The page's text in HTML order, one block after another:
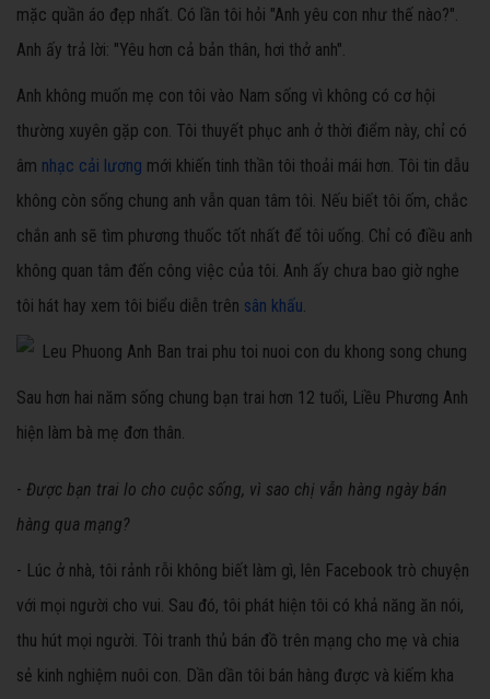
mặc quần áo đẹp nhất. Có lần tôi hỏi "Anh yêu con như thế nào?".
Anh ấy trả lời: "Yêu hơn cả bản thân, hơi thở anh".
Anh không muốn mẹ con tôi vào Nam sống vì không có cơ hội
thường xuyên gặp con. Tôi thuyết phục anh ở thời điểm này, chỉ có
âm nhạc cải lương mới khiến tinh thần tôi thoải mái hơn. Tôi tin dẫu
không còn sống chung anh vẫn quan tâm tôi. Nếu biết tôi ốm, chắc
chắn anh sẽ tìm phương thuốc tốt nhất để tôi uống. Chỉ có điều anh
không quan tâm đến công việc của tôi. Anh ấy chưa bao giờ nghe
tôi hát hay xem tôi biểu diễn trên sân khấu.
Sau hơn hai năm sống chung bạn trai hơn 12 tuổi, Liều Phương Anh
hiện làm bà mẹ đơn thân.
- Được bạn trai lo cho cuộc sống, vì sao chị vẫn hàng ngày bán
hàng qua mạng?
- Lúc ở nhà, tôi rảnh rỗi không biết làm gì, lên Facebook trò chuyện
với mọi người cho vui. Sau đó, tôi phát hiện tôi có khả năng ăn nói,
thu hút mọi người. Tôi tranh thủ bán đồ trên mạng cho mẹ và chia
sẻ kinh nghiệm nuôi con. Dần dần tôi bán hàng được và kiếm kha